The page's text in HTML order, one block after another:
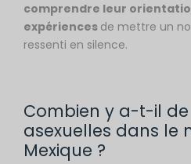
comprendre leur
expériences de mettre un
ressenti en silence.
Combien y a-t-il
asexuelles dans le
Mexique ?